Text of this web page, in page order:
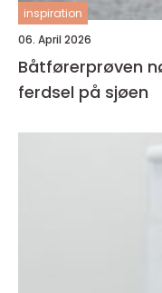
inspiration
06. April 2026
Båtførerprøven nøkkelen til trygg og lovlig
ferdsel på sjøen